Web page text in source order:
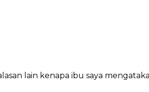
lain kenapa ibu saya